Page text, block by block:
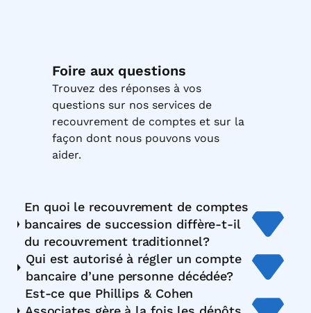
Foire aux questions
Trouvez des réponses à vos
questions sur nos services de
recouvrement de comptes et sur la
façon dont nous pouvons vous
aider.
En quoi le recouvrement de comptes
bancaires de succession diffère-t-il
du recouvrement traditionnel?
Qui est autorisé à régler un compte
bancaire d’une personne décédée?
Est-ce que Phillips & Cohen